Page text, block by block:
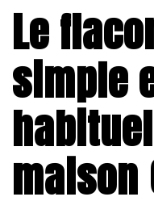
Le
simple
maison